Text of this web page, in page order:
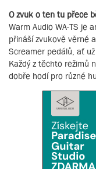
O zvuk o ten tu přece
Warm Audio WA-TS je
přináší zvukově věrné
Screamer pedálů, ať
Každý z těchto režimů
dobře hodí pro různé